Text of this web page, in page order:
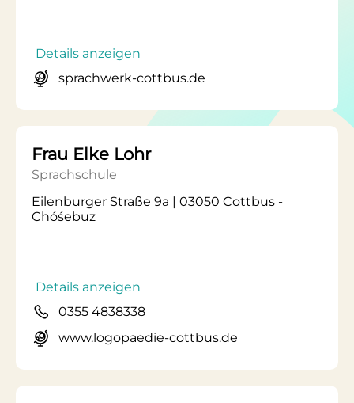
Details anzeigen
sprachwerk-cottbus.de
Frau Elke Lohr
Sprachschule
Eilenburger Straße 9a | 03050 Cottbus -
Chóśebuz
Details anzeigen
0355 4838338
www.logopaedie-cottbus.de